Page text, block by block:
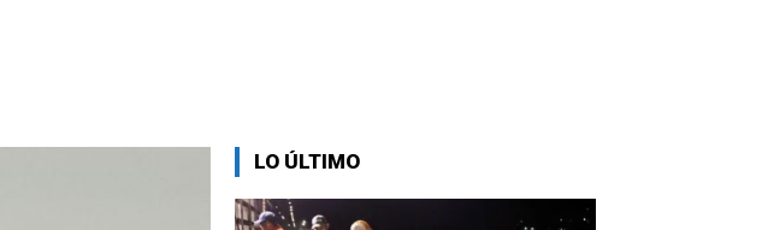
LO ÚLTIMO